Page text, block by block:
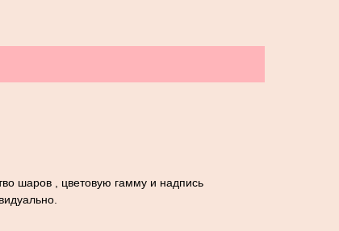
шаров , цветовую гамму и надпись